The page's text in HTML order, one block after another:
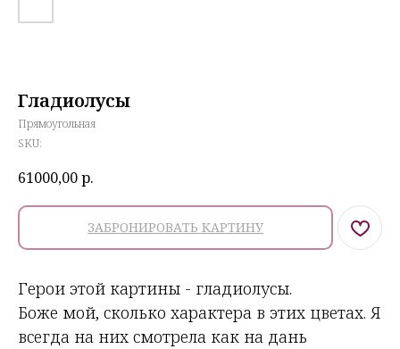
Гладиолусы
Прямоугольная
SKU:
61000,00р.
ЗАБРОНИРОВАТЬ КАРТИНУ
Герои этой картины - гладиолусы.
Боже мой, сколько характера в этих цветах. Я
всегда на них смотрела как на дань